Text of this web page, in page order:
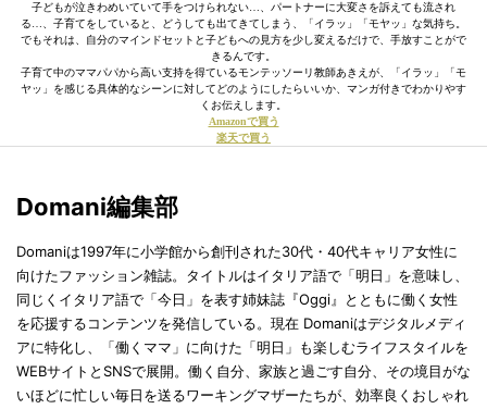
子どもが泣きわめいていて手をつけられない…、パートナーに大変さを訴えても流され
る…、子育てをしていると、どうしても出てきてしまう、「イラッ」「モヤッ」な気持ち。
でもそれは、自分のマインドセットと子どもへの見方を少し変えるだけで、手放すことがで
きるんです。
子育て中のママパパから高い支持を得ているモンテッソーリ教師あきえが、「イラッ」「モ
ヤッ」を感じる具体的なシーンに対してどのようにしたらいいか、マンガ付きでわかりやす
くお伝えします。
Amazonで買う
楽天で買う
Domani編集部
Domaniは1997年に小学館から創刊された30代・40代キャリア女性に
向けたファッション雑誌。タイトルはイタリア語で「明日」を意味し、
同じくイタリア語で「今日」を表す姉妹誌『Oggi』とともに働く女性
を応援するコンテンツを発信している。現在 Domaniはデジタルメディ
アに特化し、「働くママ」に向けた「明日」も楽しむライフスタイルを
WEBサイトとSNSで展開。働く自分、家族と過ごす自分、その境目がな
いほどに忙しい毎日を送るワーキングマザーたちが、効率良くおしゃれ